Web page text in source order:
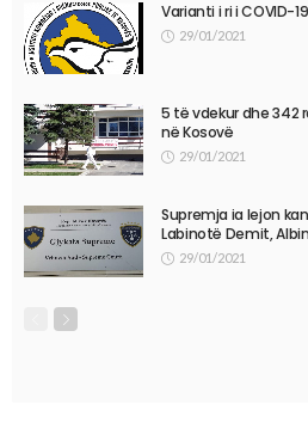
Varianti i ri i COVID-
29/01/2021
5 të vdekur dhe 342
në Kosovë
29/01/2021
Supremja ia lejon
Labinotë Demit,
29/01/2021